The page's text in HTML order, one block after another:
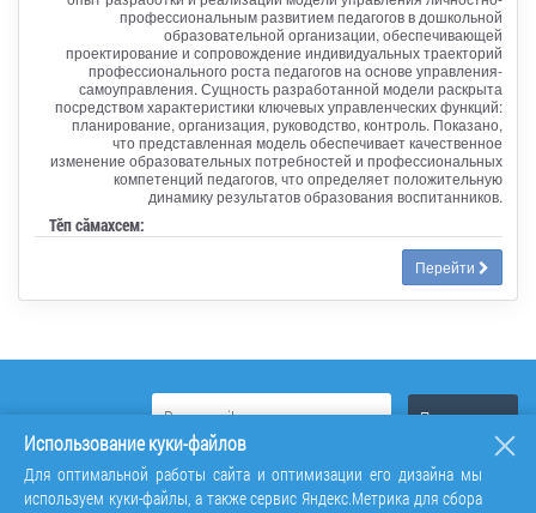
профессиональным развитием педагогов в дошкольной
образовательной организации, обеспечивающей
проектирование и сопровождение индивидуальных траекторий
профессионального роста педагогов на основе управления-
самоуправления. Сущность разработанной модели раскрыта
посредством характеристики ключевых управленческих функций:
планирование, организация, руководство, контроль. Показано,
что представленная модель обеспечивает качественное
изменение образовательных потребностей и профессиональных
компетенций педагогов, что определяет положительную
динамику результатов образования воспитанников.
Тӗп сӑмахсем:
Перейти
Использование куки-файлов
Для оптимальной работы сайта и оптимизации его дизайна мы
используем куки-файлы, а также сервис Яндекс.Метрика для сбора